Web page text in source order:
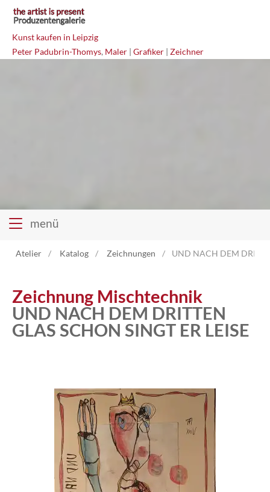
Kunst kaufen in Leipzig
Peter Padubrin-Thomys, Maler | Grafiker | Zeichner
menü
Atelier
Katalog
Atelier Katalog Zeichnungen UND NACH DEM
Zeichnung Mischtechnik
UND NACH DEM DRITTEN
GLAS SCHON SINGT ER LEISE